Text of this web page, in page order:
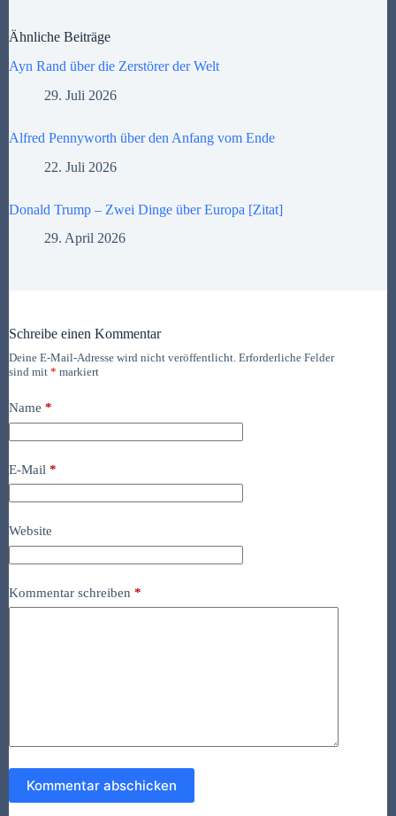
Ähnliche Beiträge
Ayn Rand über die Zerstörer der Welt
29. Juli 2026
Alfred Pennyworth über den Anfang vom Ende
22. Juli 2026
Donald Trump – Zwei Dinge über Europa [Zitat]
29. April 2026
Schreibe einen Kommentar
Deine E-Mail-Adresse wird nicht veröffentlicht. Erforderliche Felder
sind mit * markiert
Name *
E-Mail *
Website
Kommentar schreiben *
Kommentar abschicken